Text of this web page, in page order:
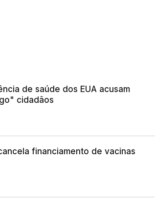
de saúde dos EUA acusam
cidadãos
financiamento de vacinas